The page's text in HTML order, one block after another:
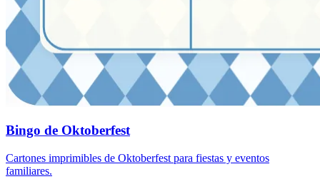
Bingo de Oktoberfest
Cartones imprimibles de Oktoberfest para fiestas y eventos
familiares.